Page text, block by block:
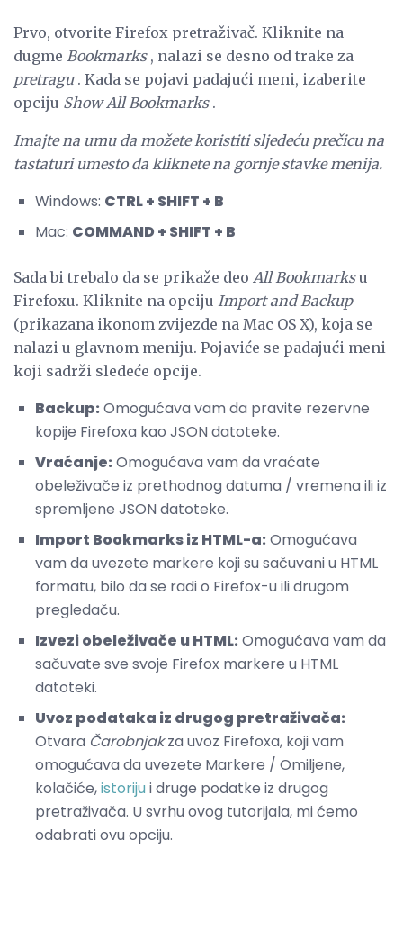
Prvo, otvorite Firefox pretraživač. Kliknite na
dugme Bookmarks, nalazi se desno od trake za
pretragu. Kada se pojavi padajući meni, izaberite
opciju Show All Bookmarks.
Imajte na umu da možete koristiti sljedeću prečicu na
tastaturi umesto da kliknete na gornje stavke menija.
Windows: CTRL + SHIFT + B
Mac: COMMAND + SHIFT + B
Sada bi trebalo da se prikaže deo All Bookmarksu
Firefoxu. Kliknite na opciju Import and Backup
(prikazana ikonom zvijezde na Mac OS X), koja se
nalazi u glavnom meniju. Pojaviće se padajući meni
koji sadrži sledeće opcije.
Backup: Omogućava vam da pravite rezervne
kopije Firefoxa kao JSON datoteke.
Vraćanje: Omogućava vam da vraćate
obeleživače iz prethodnog datuma / vremena ili iz
spremljene JSON datoteke.
Import Bookmarks iz HTML-a: Omogućava
vam da uvezete markere koji su sačuvani u HTML
formatu, bilo da se radi o Firefox-u ili drugom
pregledaču.
Izvezi obeleživače u HTML: Omogućava vam da
sačuvate sve svoje Firefox markere u HTML
datoteki.
Uvoz podataka iz drugog pretraživača:
Otvara Čarobnjakza uvoz Firefoxa, koji vam
omogućava da uvezete Markere / Omiljene,
kolačiće,istorijui druge podatke iz drugog
pretraživača. U svrhu ovog tutorijala, mi ćemo
odabrati ovu opciju.